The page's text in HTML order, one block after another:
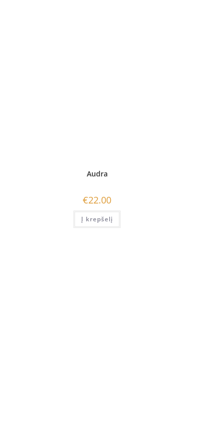
Audra
€22.00
Į krepšelį